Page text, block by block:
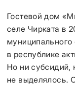
Гостевой дом
селе Чирката в
муниципального
в республике
Но ни субсидий,
не выделялось.